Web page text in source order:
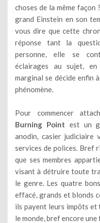
choses de la même façon
grand Einstein en son
vous dire que cette
réponse tant la
personne, elle se
éclairages au sujet,
marginal se décide enfin
phénomène.
Pour commencer
Burning Point est un
anodin, casier judiciaire
services de polices. Bref
que ses membres
visant à détruire toute
le genre. Les quatre
effacé, grands et blonds
ils payent leurs impôts
le monde, bref encore